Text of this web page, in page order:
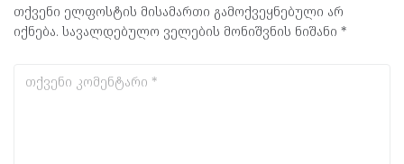
თქვენი ელფოსტის მისამართი გამოქვეყნებული არ
იქნება. სავალდებულო ველების მონიშვნის ნიშანი *